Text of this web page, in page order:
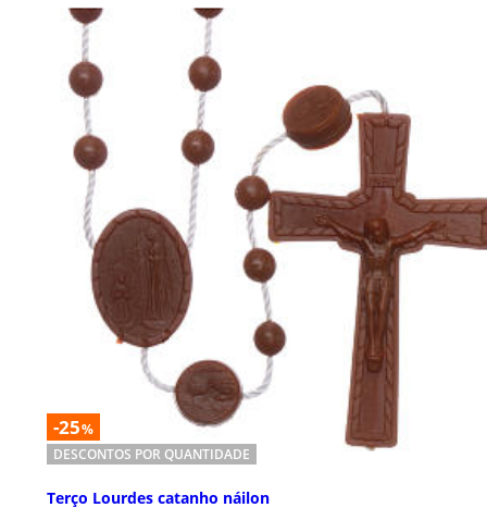
-25%
DESCONTOS POR QUANTIDADE
Terço Lourdes catanho náilon